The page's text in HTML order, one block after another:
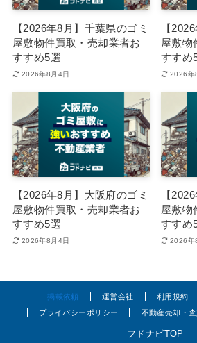
【2026年8月】千葉県のゴミ
屋敷物件買取・売却業者お
すすめ5選
2026年8月4日
【
屋敷物
すすめ
2026年
【2026年8月】大阪府のゴミ
屋敷物件買取・売却業者お
すすめ5選
2026年8月4日
【
屋敷物
すすめ
2026年
掲載依頼 運営会社 利用規約
プライバシーポリシー
不動産売却・
フドナビTOP